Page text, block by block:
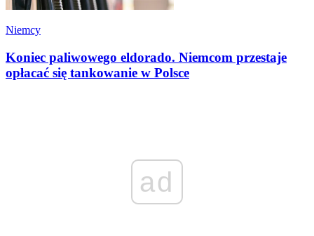
Niemcy
Koniec paliwowego eldorado. Niemcom przestaje
opłacać się tankowanie w Polsce
ad